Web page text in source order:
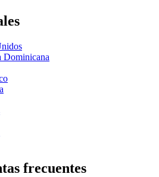
Dominicana
frecuentes